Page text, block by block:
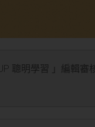
聰明學習 」編輯